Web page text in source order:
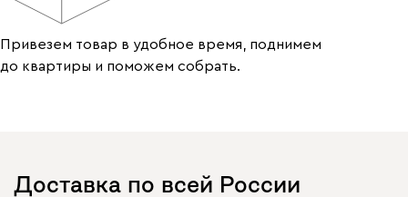
Привезем товар в удобное время, поднимем
до квартиры и поможем собрать.
Доставка по всей России